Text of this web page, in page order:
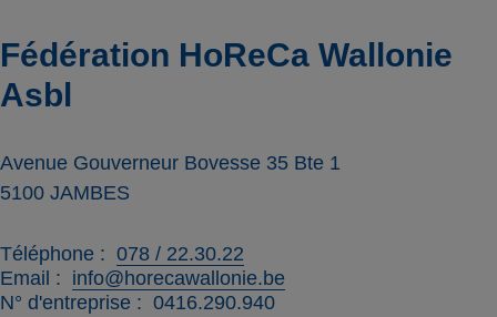
Fédération HoReCa Wallonie
Asbl
Avenue Gouverneur Bovesse 35 Bte 1
5100 JAMBES
Téléphone
078 / 22.30.22
Email
info@horecawallonie.be
N° d'entreprise
0416.290.940